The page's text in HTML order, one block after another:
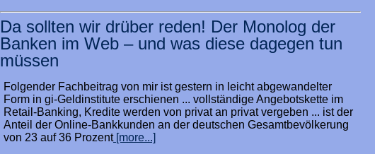
Da sollten wir drüber reden! Der Monolog der
Banken im Web – und was diese dagegen tun
müssen
Folgender Fachbeitrag von mir ist gestern in leicht abgewandelter
Form in gi-Geldinstitute erschienen ... vollständige Angebotskette im
Retail-Banking, Kredite werden von privat an privat vergeben ... ist der
Anteil der Online-Bankkunden an der deutschen Gesamtbevölkerung
von 23 auf 36 Prozent[more...]